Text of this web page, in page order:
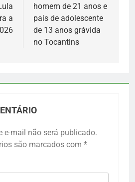
a
homem de 21 anos e
pais de adolescente
de 13 anos grávida
no Tocantins
e-mail não será publicado.
são marcados com *